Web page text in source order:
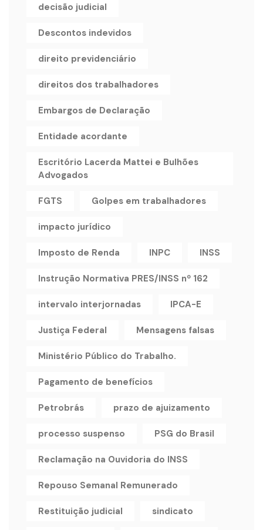
decisão judicial
Descontos indevidos
direito previdenciário
direitos dos trabalhadores
Embargos de Declaração
Entidade acordante
Escritório Lacerda Mattei e Bulhões
Advogados
FGTS Golpes em trabalhadores
impacto jurídico
Imposto de Renda INPC INSS
Instrução Normativa PRES/INSS nº 162
intervalo interjornadas IPCA-E
Justiça Federal Mensagens falsas
Ministério Público do Trabalho.
Pagamento de benefícios
Petrobrás prazo de ajuizamento
processo suspenso PSG do Brasil
Reclamação na Ouvidoria do INSS
Repouso Semanal Remunerado
Restituição judicial sindicato